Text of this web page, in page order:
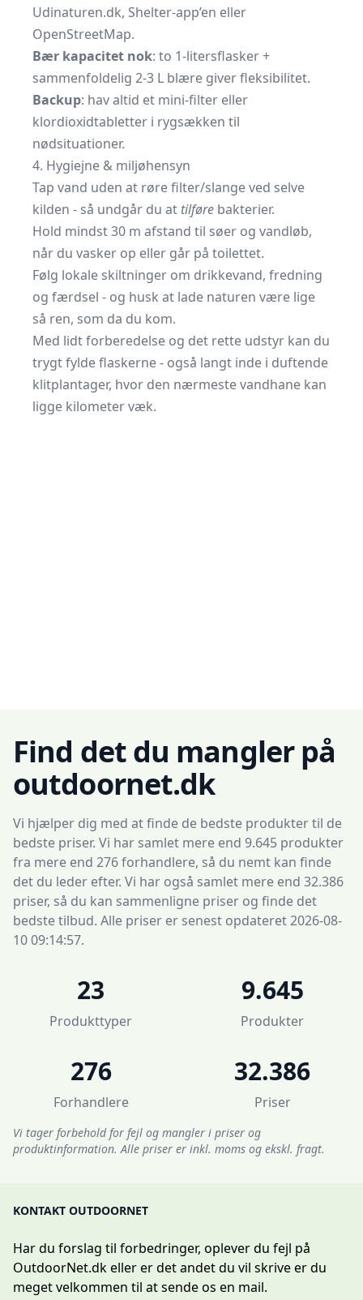
Udinaturen.dk, Shelter-app’en eller
OpenStreetMap.
Bær kapacitet nok: to 1-litersflasker +
sammenfoldelig 2-3 L blære giver fleksibilitet.
Backup: hav altid et mini-filter eller
klordioxidtabletter i rygsækken til
nødsituationer.
4. Hygiejne & miljøhensyn
Tap vand uden at røre filter/slange ved selve
kilden - så undgår du at tilføre bakterier.
Hold mindst 30 m afstand til søer og vandløb,
når du vasker op eller går på toilettet.
Følg lokale skiltninger om drikkevand, fredning
og færdsel - og husk at lade naturen være lige
så ren, som da du kom.
Med lidt forberedelse og det rette udstyr kan du
trygt fylde flaskerne - også langt inde i duftende
klitplantager, hvor den nærmeste vandhane kan
ligge kilometer væk.
Find det du mangler på
outdoornet.dk
Vi hjælper dig med at finde de bedste produkter til de
bedste priser. Vi har samlet mere end 9.645 produkter
fra mere end 276 forhandlere, så du nemt kan finde
det du leder efter. Vi har også samlet mere end 32.386
priser, så du kan sammenligne priser og finde det
bedste tilbud. Alle priser er senest opdateret 2026-08-
10 09:14:57.
23
Produkttyper
9.645
Produkter
276
Forhandlere
32.386
Priser
Vi tager forbehold for fejl og mangler i priser og
produktinformation. Alle priser er inkl. moms og ekskl. fragt.
KONTAKT OUTDOORNET
Har du forslag til forbedringer, oplever du fejl på
OutdoorNet.dk eller er det andet du vil skrive er du
meget velkommen til at sende os en mail.